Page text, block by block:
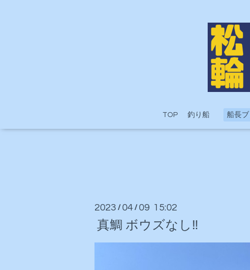
TOP 釣り船 船長
2023 / 04 / 09 15:02
真鯛 ボウズなし‼️